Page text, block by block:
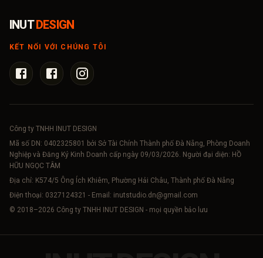
INUT DESIGN
KẾT NỐI VỚI CHÚNG TÔI
Công ty TNHH INUT DESIGN
Mã số DN: 0402325801
bởi Sở Tài Chính Thành phố Đà Nẵng, Phòng Doanh
Nghiệp và Đăng Ký Kinh Doanh cấp ngày 09/03/2026. Người đại diện: HỒ
HỮU NGỌC TÂM
Địa chỉ: K574/5 Ông Ích Khiêm, Phường Hải Châu, Thành phố Đà Nẵng
Điện thoại: 0327124321 - Email: inutstudio.dn@gmail.com
© 2018–2026 Công ty TNHH INUT DESIGN - mọi quyền bảo lưu